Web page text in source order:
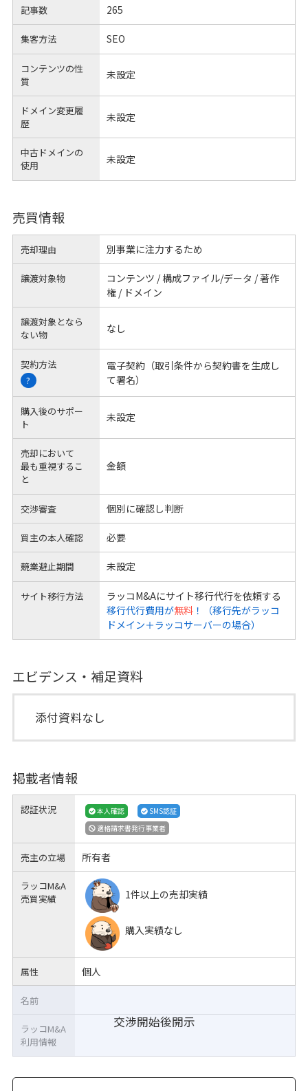
記事数 265
集客方法 SEO
コンテンツの性
質
未設定
ドメイン変更履
歴
未設定
中古ドメインの
使用
未設定
売買情報
売却理由 別事業に注力するため
譲渡対象物
コンテンツ / 構成ファイル/データ / 著作
権 / ドメイン
譲渡対象となら
ない物
なし
契約方法
?
電子契約（取引条件から契約書を生成し
て署名）
購入後のサポー
ト
未設定
売却において
最も重視するこ
と
金額
交渉審査 個別に確認し判断
買主の本人確認 必要
競業避止期間 未設定
サイト移行方法
ラッコM&Aにサイト移行代行を依頼する
移行代行費用が無料！（移行先がラッコ
ドメイン＋ラッコサーバーの場合）
エビデンス・補足資料
添付資料なし
掲載者情報
認証状況 本人確認
SMS認証
適格請求書発行事業者
売主の立場 所有者
ラッコM&A
売買実績
1件以上の売却実績
購入実績なし
属性 個人
交渉開始後開示
名前
ラッコM&A
利用情報